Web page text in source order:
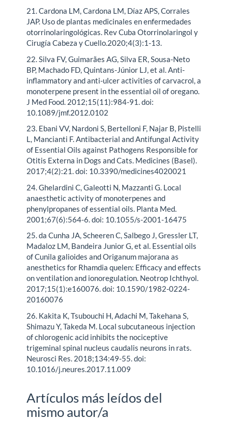
21. Cardona LM, Cardona LM, Díaz APS, Corrales
JAP. Uso de plantas medicinales en enfermedades
otorrinolaringológicas. Rev Cuba Otorrinolaringol y
Cirugía Cabeza y Cuello.2020;4(3):1-13.
22. Silva FV, Guimarães AG, Silva ER, Sousa-Neto
BP, Machado FD, Quintans-Júnior LJ, et al. Anti-
inflammatory and anti-ulcer activities of carvacrol, a
monoterpene present in the essential oil of oregano.
J Med Food. 2012;15(11):984-91. doi:
10.1089/jmf.2012.0102
23. Ebani VV, Nardoni S, Bertelloni F, Najar B, Pistelli
L, Mancianti F. Antibacterial and Antifungal Activity
of Essential Oils against Pathogens Responsible for
Otitis Externa in Dogs and Cats. Medicines (Basel).
2017;4(2):21. doi: 10.3390/medicines4020021
24. Ghelardini C, Galeotti N, Mazzanti G. Local
anaesthetic activity of monoterpenes and
phenylpropanes of essential oils. Planta Med.
2001;67(6):564-6. doi: 10.1055/s-2001-16475
25. da Cunha JA, Scheeren C, Salbego J, Gressler LT,
Madaloz LM, Bandeira Junior G, et al. Essential oils
of Cunila galioides and Origanum majorana as
anesthetics for Rhamdia quelen: Efficacy and effects
on ventilation and ionoregulation. Neotrop Ichthyol.
2017;15(1):e160076. doi: 10.1590/1982-0224-
20160076
26. Kakita K, Tsubouchi H, Adachi M, Takehana S,
Shimazu Y, Takeda M. Local subcutaneous injection
of chlorogenic acid inhibits the nociceptive
trigeminal spinal nucleus caudalis neurons in rats.
Neurosci Res. 2018;134:49-55. doi:
10.1016/j.neures.2017.11.009
Artículos más leídos del
mismo autor/a